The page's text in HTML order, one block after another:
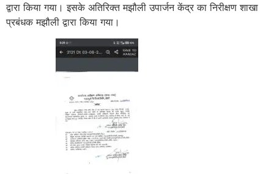
द्वारा किया गया। इसके अतिरिक्त मझौली उपार्जन केंद्र का निरीक्षण शाखा
प्रबंधक मझौली द्वारा किया गया।